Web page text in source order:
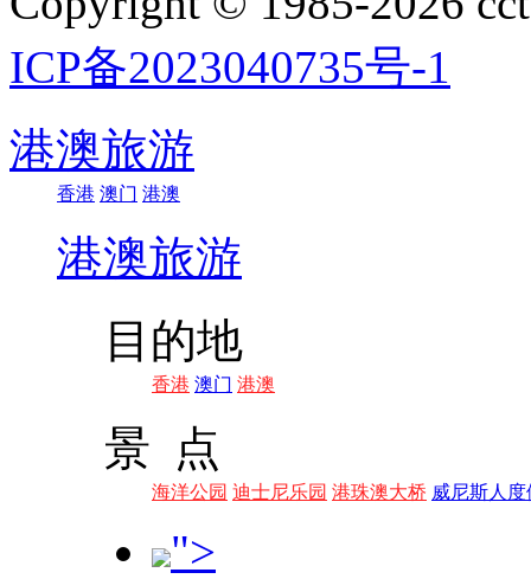
ICP备2023040735号-1
港澳旅游
香港 澳门 港澳
港澳旅游
目的地
香港 澳门 港澳
景 点
海洋公园 迪士尼乐园 港珠澳大桥 威尼斯人度
">